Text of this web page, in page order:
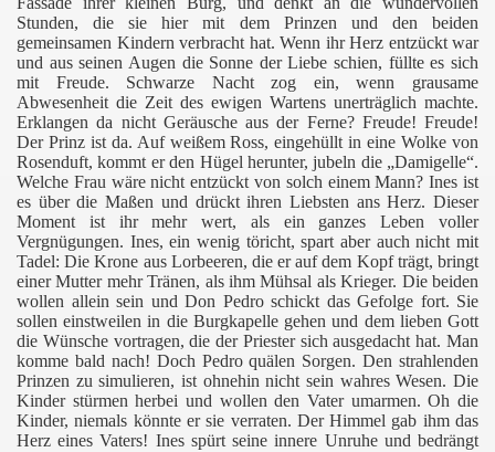
Stunden, die sie hier mit dem Prinzen und den beiden
gemeinsamen Kindern verbracht hat. Wenn ihr Herz entzückt war
und aus seinen Augen die Sonne der Liebe schien, füllte es sich
mit Freude. Schwarze Nacht zog ein, wenn grausame
Abwesenheit die Zeit des ewigen Wartens unerträglich machte.
Erklangen da nicht Geräusche aus der Ferne? Freude! Freude!
Der Prinz ist da. Auf weißem Ross, eingehüllt in eine Wolke von
Rosenduft, kommt er den Hügel herunter, jubeln die „Damigelle“.
Welche Frau wäre nicht entzückt von solch einem Mann? Ines ist
es über die Maßen und drückt ihren Liebsten ans Herz. Dieser
Moment ist ihr mehr wert, als ein ganzes Leben voller
Vergnügungen. Ines, ein wenig töricht, spart aber auch nicht mit
Tadel: Die Krone aus Lorbeeren, die er auf dem Kopf trägt, bringt
einer Mutter mehr Tränen, als ihm Mühsal als Krieger. Die beiden
wollen allein sein und Don Pedro schickt das Gefolge fort. Sie
sollen einstweilen in die Burgkapelle gehen und dem lieben Gott
die Wünsche vortragen, die der Priester sich ausgedacht hat. Man
komme bald nach! Doch Pedro quälen Sorgen. Den strahlenden
Prinzen zu simulieren, ist ohnehin nicht sein wahres Wesen. Die
Kinder stürmen herbei und wollen den Vater umarmen. Oh die
Kinder, niemals könnte er sie verraten. Der Himmel gab ihm das
Herz eines Vaters! Ines spürt seine innere Unruhe und bedrängt